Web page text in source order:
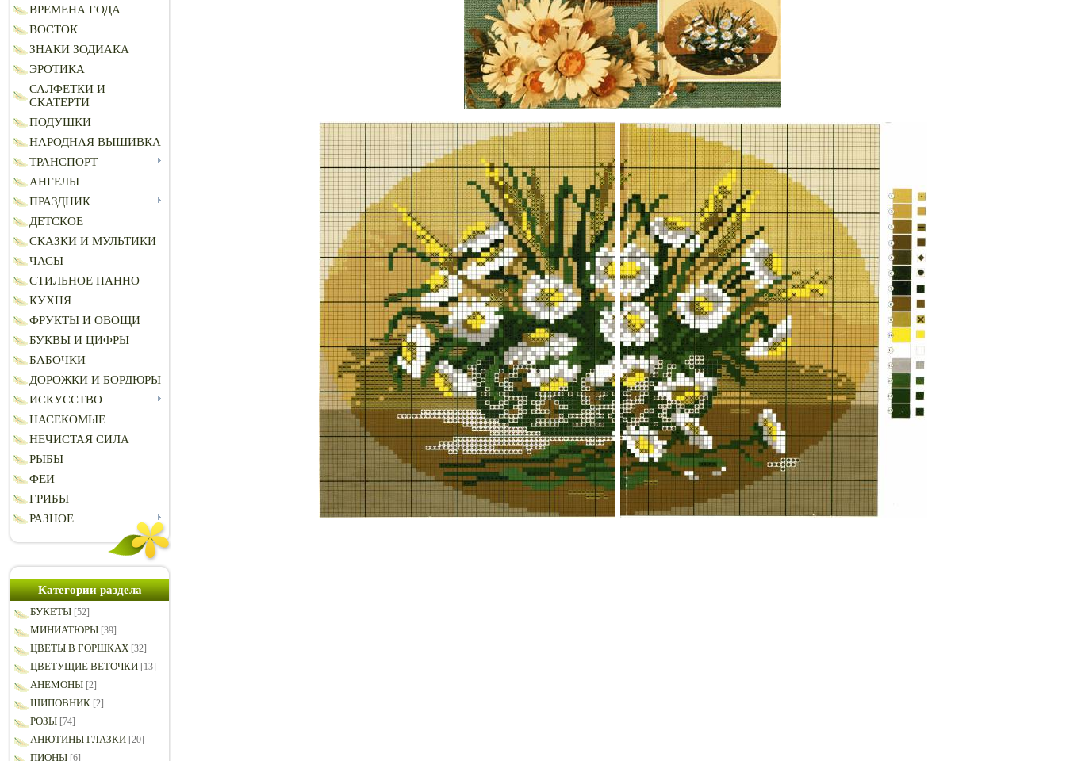
ВРЕМЕНА ГОДА
ВОСТОК
ЗНАКИ ЗОДИАКА
ЭРОТИКА
САЛФЕТКИ И
СКАТЕРТИ
ПОДУШКИ
НАРОДНАЯ ВЫШИВКА
ТРАНСПОРТ
АНГЕЛЫ
ПРАЗДНИК
ДЕТСКОЕ
СКАЗКИ И МУЛЬТИКИ
ЧАСЫ
СТИЛЬНОЕ ПАННО
КУХНЯ
ФРУКТЫ И ОВОЩИ
БУКВЫ И ЦИФРЫ
БАБОЧКИ
ДОРОЖКИ И БОРДЮРЫ
ИСКУССТВО
НАСЕКОМЫЕ
НЕЧИСТАЯ СИЛА
РЫБЫ
ФЕИ
ГРИБЫ
РАЗНОЕ
Категории раздела
БУКЕТЫ [52]
МИНИАТЮРЫ [39]
ЦВЕТЫ В ГОРШКАХ [32]
ЦВЕТУЩИЕ ВЕТОЧКИ [13]
АНЕМОНЫ [2]
ШИПОВНИК [2]
РОЗЫ [74]
АНЮТИНЫ ГЛАЗКИ [20]
ПИОНЫ [6]